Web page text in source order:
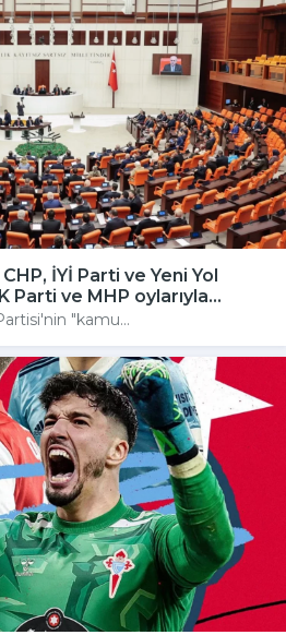
İYİ Parti ve Yeni Yol
Parti ve MHP oylarıyla...
"kamu...